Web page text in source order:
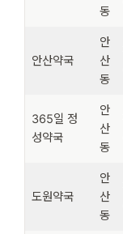
동
안산약국
안
산
동
365일 정
성약국
안
산
동
도원약국
안
산
동